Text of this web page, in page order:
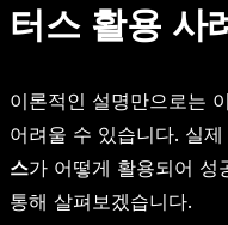
터스 활용 사
이론적인 설명만으로는
어려울 수 있습니다. 실
스가 어떻게 활용되어 성
통해 살펴보겠습니다.